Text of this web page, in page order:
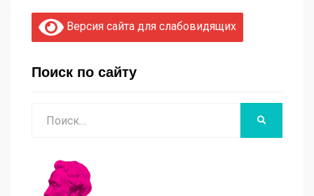
Версия сайта для слабовидящих
Поиск по сайту